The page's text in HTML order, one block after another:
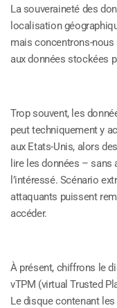
La souveraineté des
localisation
mais concentrons-nous
aux données stockées
Trop souvent, les
peut techniquement y
aux Etats-Unis, alors
lire les données –
l’intéressé. Scénario
attaquants puissent
accéder.
À présent, chiffrons le
vTPM (virtual Trusted
Le disque contenant